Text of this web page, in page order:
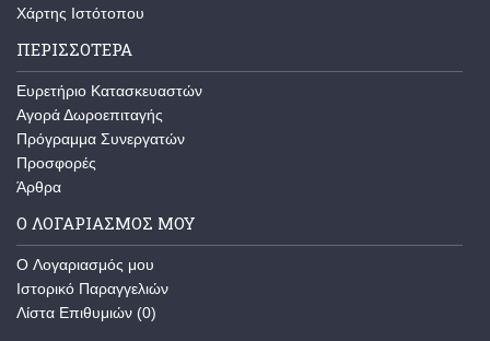
Χάρτης Ιστότοπου
ΠΕΡΙΣΣΌΤΕΡΑ
Ευρετήριο Κατασκευαστών
Αγορά Δωροεπιταγής
Πρόγραμμα Συνεργατών
Προσφορές
Άρθρα
Ο ΛΟΓΑΡΙΑΣΜΌΣ ΜΟΥ
O Λογαριασμός μου
Ιστορικό Παραγγελιών
Λίστα Επιθυμιών (0)